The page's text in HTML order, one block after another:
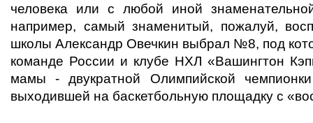
человека или с любой иной
например, самый знаменитый, пожалуй,
школы Александр Овечкин выбрал №8, под
команде России и клубе НХЛ «Вашингтон
мамы - двукратной Олимпийской
выходившей на баскетбольную площадку с